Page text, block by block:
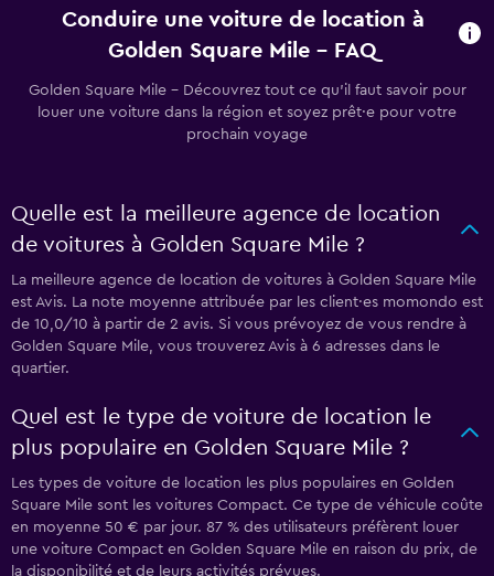
Conduire une voiture de location à
Golden Square Mile - FAQ
Golden Square Mile - Découvrez tout ce qu’il faut savoir pour
louer une voiture dans la région et soyez prêt·e pour votre
prochain voyage
Quelle est la meilleure agence de location
de voitures à Golden Square Mile ?
La meilleure agence de location de voitures à Golden Square Mile
est Avis. La note moyenne attribuée par les client·es momondo est
de 10,0/10 à partir de 2 avis. Si vous prévoyez de vous rendre à
Golden Square Mile, vous trouverez Avis à 6 adresses dans le
quartier.
Quel est le type de voiture de location le
plus populaire en Golden Square Mile ?
Les types de voiture de location les plus populaires en Golden
Square Mile sont les voitures Compact. Ce type de véhicule coûte
en moyenne 50 € par jour. 87 % des utilisateurs préfèrent louer
une voiture Compact en Golden Square Mile en raison du prix, de
la disponibilité et de leurs activités prévues.